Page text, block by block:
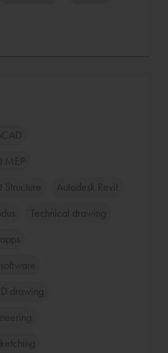
MEP
Structure Autodesk Revit
Technical drawing
drawing